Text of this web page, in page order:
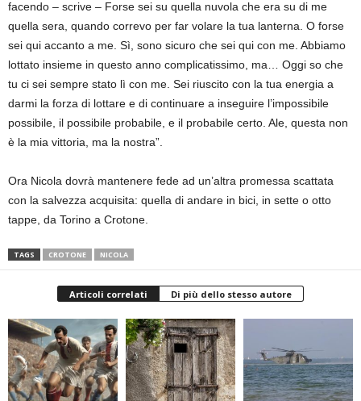
facendo – scrive – Forse sei su quella nuvola che era su di me
quella sera, quando correvo per far volare la tua lanterna. O forse
sei qui accanto a me. Sì, sono sicuro che sei qui con me. Abbiamo
lottato insieme in questo anno complicatissimo, ma… Oggi so che
tu ci sei sempre stato lì con me. Sei riuscito con la tua energia a
darmi la forza di lottare e di continuare a inseguire l’impossibile
possibile, il possibile probabile, e il probabile certo. Ale, questa non
è la mia vittoria, ma la nostra”.
Ora Nicola dovrà mantenere fede ad un’altra promessa scattata
con la salvezza acquisita: quella di andare in bici, in sette o otto
tappe, da Torino a Crotone.
TAGS CROTONE NICOLA
Articoli correlati Di più dello stesso autore